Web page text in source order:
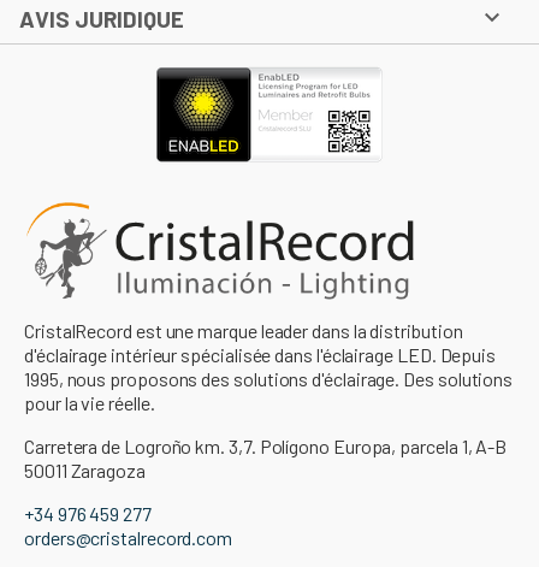
AVIS JURIDIQUE 
CristalRecord est une marque leader dans la distribution
d'éclairage intérieur spécialisée dans l'éclairage LED. Depuis
1995, nous proposons des solutions d'éclairage. Des solutions
pour la vie réelle.
Carretera de Logroño km. 3,7. Polígono Europa, parcela 1, A-B
50011 Zaragoza
+34 976 459 277
orders@cristalrecord.com